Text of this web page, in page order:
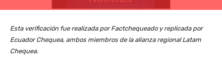
Esta verificación fue realizada por Factchequeado y replicada por
Ecuador Chequea, ambos miembros de la alianza regional Latam
Chequea.